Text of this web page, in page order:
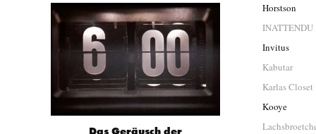
Das Geräusch der
Horstson
INATTENDU
Invitus
Kabutar
Karlas Closet
Kooye